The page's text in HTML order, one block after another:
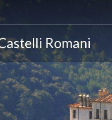
Romani